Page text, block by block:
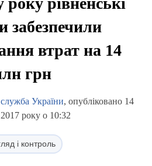
забезпечили
втрат на 14
грн
України, опубліковано 14
року о 10:32
і контроль